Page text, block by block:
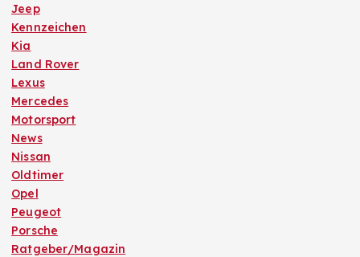
Jeep
Kennzeichen
Kia
Land Rover
Lexus
Mercedes
Motorsport
News
Nissan
Oldtimer
Opel
Peugeot
Porsche
Ratgeber/Magazin